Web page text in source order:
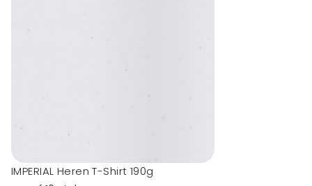
IMPERIAL Heren T-Shirt 190g